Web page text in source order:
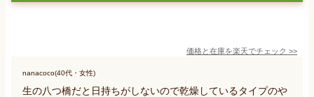
価格と在庫を楽天でチェック >>
nanacoco(40代・女性)
生の八つ橋だと日持ちがしないので乾燥しているタイプのや